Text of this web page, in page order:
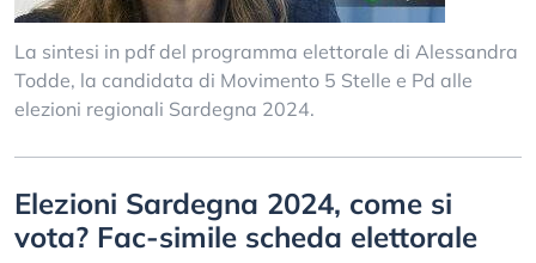
La sintesi in pdf del programma elettorale di Alessandra
Todde, la candidata di Movimento 5 Stelle e Pd alle
elezioni regionali Sardegna 2024.
Elezioni Sardegna 2024, come si
vota? Fac-simile scheda elettorale